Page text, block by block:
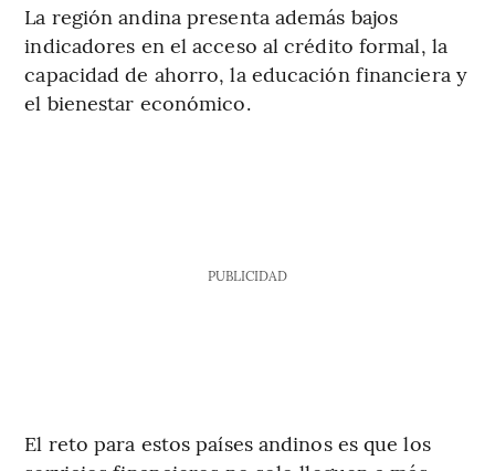
La región andina presenta además bajos
indicadores en el acceso al crédito formal, la
capacidad de ahorro, la educación financiera y
el bienestar económico.
PUBLICIDAD
El reto para estos países andinos es que los